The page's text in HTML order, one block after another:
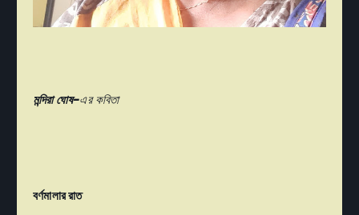
মন্দিরা ঘোষ-এর কবিতা
বর্ণমালার রাত